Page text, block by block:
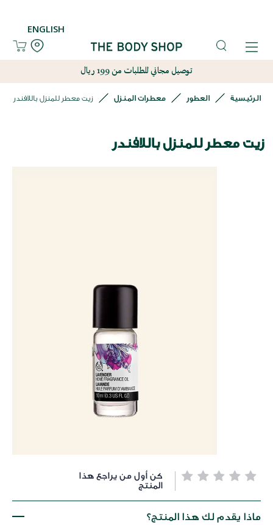
ENGLISH
توصيل مجاني للطلبات من 199 ريال
الرئيسية العطور معطرات المنزل زيت معطر للمنزل باللافندر
زيت معطر للمنزل باللافندر
تخطي
بداية
معرض
كن أول من يراجع هذا
المنتج
ماذا يقدم لك هذا المنتج؟